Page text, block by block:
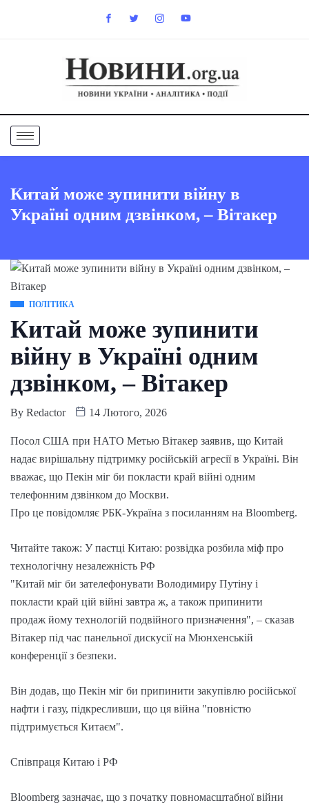
Китай може зупинити війну в
Україні одним дзвінком, – Вітакер
ПОЛІТИКА
Китай може зупинити
війну в Україні одним
дзвінком, – Вітакер
By Redactor 14 Лютого, 2026
Посол США при НАТО Метью Вітакер заявив, що Китай
надає вирішальну підтримку російській агресії в Україні. Він
вважає, що Пекін міг би покласти край війні одним
телефонним дзвінком до Москви.
Про це повідомляє РБК-Україна з посиланням на Bloomberg.
Читайте також: У пастці Китаю: розвідка розбила міф про
технологічну незалежність РФ
"Китай міг би зателефонувати Володимиру Путіну і
покласти край цій війні завтра ж, а також припинити
продаж йому технологій подвійного призначення", – сказав
Вітакер під час панельної дискусії на Мюнхенській
конференції з безпеки.
Він додав, що Пекін міг би припинити закупівлю російської
нафти і газу, підкресливши, що ця війна "повністю
підтримується Китаєм".
Співпраця Китаю і РФ
Bloomberg зазначає, що з початку повномасштабної війни